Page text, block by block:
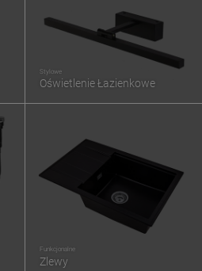
Stylowe
Oświetlenie Łazienkowe
Funkcjonalne
Zlewy